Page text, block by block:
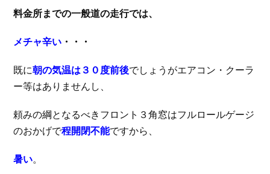
料金所までの一般道の走行では、
メチャ辛い ・・・
既に朝の気温は３０度前後でしょうがエアコン・クーラ
ー等はありませんし、
頼みの綱となるべきフロント３角窓はフルロールゲージ
のおかげで程開閉不能ですから、
暑い。